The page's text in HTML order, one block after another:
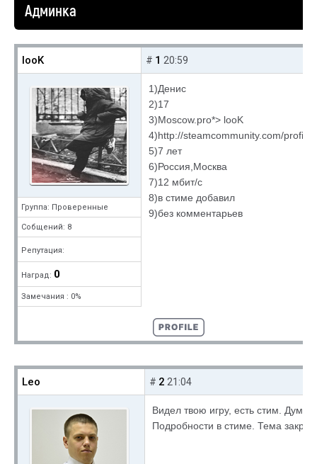
Админка
looK
Группа: Проверенные
Собщений: 8
Репутация:
Наград: 0
Замечания : 0%
# 1 20:59
1)Денис
2)17
3)Moscow.pro*> looK
4)http://steamcommunity.com/
5)7 лет
6)Россия,Москва
7)12 мбит/c
8)в стиме добавил
9)без комментарьев
Leo # 2 21:04
Видел твою игру, есть стим.
Подробности в стиме. Тема